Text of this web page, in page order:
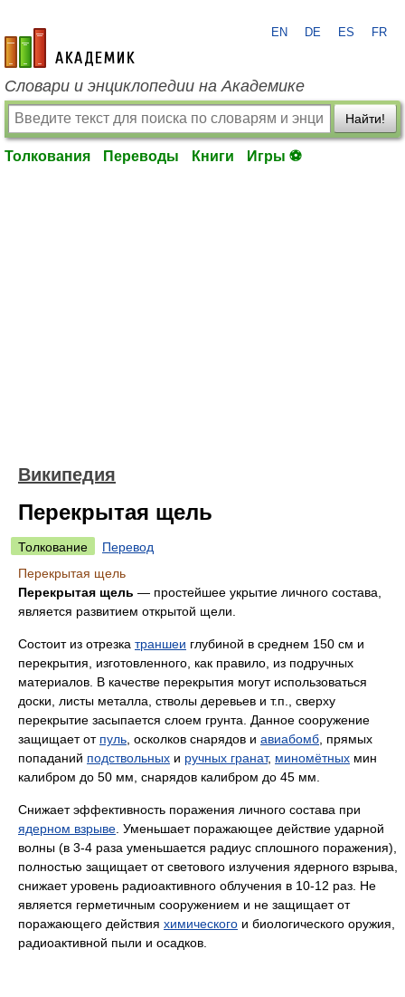
academic.ru
EN DE ES FR
Словари и энциклопедии на Академике
Найти!
Толкования Переводы Книги Игры ⚽
Википедия
Перекрытая щель
Толкование
Перевод
Перекрытая щель
Перекрытая щель — простейшее укрытие личного состава,
является развитием открытой щели.
Состоит из отрезка траншеи глубиной в среднем 150 см и
перекрытия, изготовленного, как правило, из подручных
материалов. В качестве перекрытия могут использоваться
доски, листы металла, стволы деревьев и т.п., сверху
перекрытие засыпается слоем грунта. Данное сооружение
защищает от пуль , осколков снарядов и авиабомб , прямых
попаданий подствольных и ручных гранат, миномётных мин
калибром до 50 мм, снарядов калибром до 45 мм.
Снижает эффективность поражения личного состава при
ядерном взрыве . Уменьшает поражающее действие ударной
волны (в 3-4 раза уменьшается радиус сплошного поражения),
полностью защищает от светового излучения ядерного взрыва,
снижает уровень радиоактивного облучения в 10-12 раз. Не
является герметичным сооружением и не защищает от
поражающего действия химического и биологического оружия,
радиоактивной пыли и осадков.